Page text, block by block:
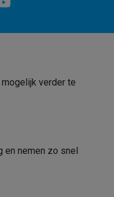
wasmachine
& telefonieOutlet
verder te
en nemen zo snel